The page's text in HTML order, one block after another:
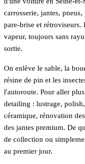
carrosserie, jantes, pneus,
pare-brise et
vapeur, toujours sans
sortie.
On enlève le sable, la
résine de pin et les
l'autoroute. Pour aller
detailing : lustrage,
céramique, rénovation
des jantes premium. De
de collection ou
au premier jour.